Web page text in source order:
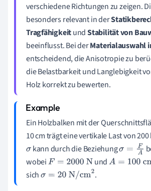
verschiedene Richtungen zu zeigen.
besonders relevant in der
TragfähigkeitundStabilität von
beeinflusst. Bei derMaterialauswahl
entscheidend, die Anisotropie zu
die Belastbarkeit und Langlebigkeit
Holz korrekt zu bewerten.
Ein Holzbalken mit der
10 cm trägt eine vertikale Last von
σ kann durch die Beziehungσ=FA
wobeiF= 2000N undA= 100cm2
sichσ=20 N/cm2 .